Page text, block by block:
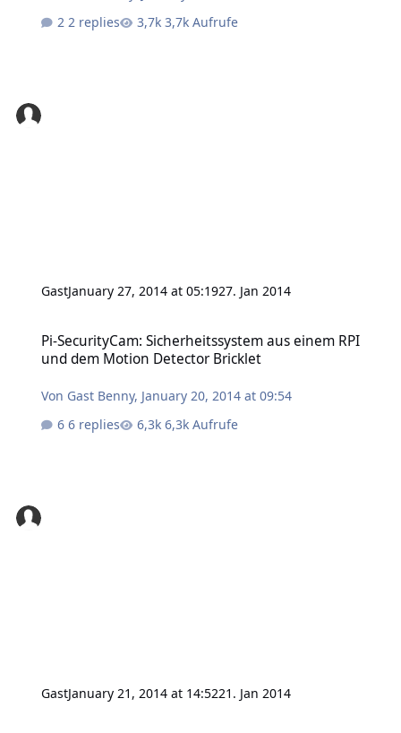
2 replies
3,7k Aufrufe
GastJanuary 27, 2014 at 05:1927. Jan 2014
Pi-SecurityCam: Sicherheitssystem aus einem RPI
und dem Motion Detector Bricklet
Von Gast Benny, January 20, 2014 at 09:54
6 replies
6,3k Aufrufe
GastJanuary 21, 2014 at 14:5221. Jan 2014